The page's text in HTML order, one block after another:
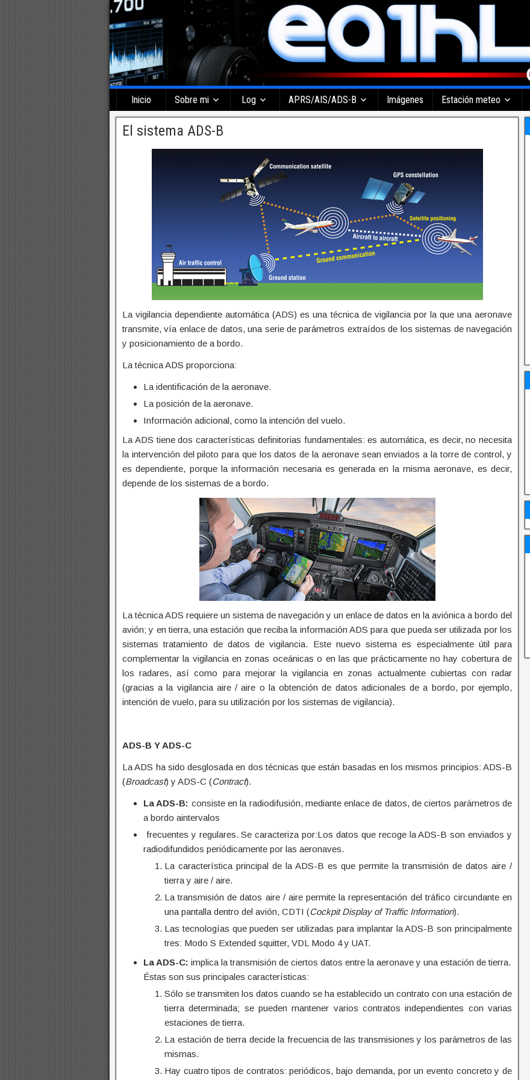
Inicio Sobre mi Log APRS/AIS/ADS-B Imágenes Estación meteo
El sistema ADS-B
La vigilancia dependiente automática (ADS) es una técnica de vigilancia por la que una aeronave
transmite, vía enlace de datos, una serie de parámetros extraídos de los sistemas de navegación
y posicionamiento de a bordo.
La técnica ADS proporciona:
La identificación de la aeronave.
La posición de la aeronave.
Información adicional, como la intención del vuelo.
La ADS tiene dos características definitorias fundamentales: es automática, es decir, no necesita
la intervención del piloto para que los datos de la aeronave sean enviados a la torre de control, y
es dependiente, porque la información necesaria es generada en la misma aeronave, es decir,
depende de los sistemas de a bordo.
La técnica ADS requiere un sistema de navegación y un enlace de datos en la aviónica a bordo del
avión; y en tierra, una estación que reciba la información ADS para que pueda ser utilizada por los
sistemas tratamiento de datos de vigilancia. Este nuevo sistema es especialmente útil para
complementar la vigilancia en zonas oceánicas o en las que prácticamente no hay cobertura de
los radares, así como para mejorar la vigilancia en zonas actualmente cubiertas con radar
(gracias a la vigilancia aire / aire o la obtención de datos adicionales de a bordo, por ejemplo,
intención de vuelo, para su utilización por los sistemas de vigilancia).
ADS-B Y ADS-C
La ADS ha sido desglosada en dos técnicas que están basadas en los mismos principios: ADS-B
(Broadcast) y ADS-C (Contract).
La ADS-B: consiste en la radiodifusión, mediante enlace de datos, de ciertos parámetros de
a bordo aintervalos
frecuentes y regulares. Se caracteriza por:Los datos que recoge la ADS-B son enviados y
radiodifundidos periódicamente por las aeronaves.
La característica principal de la ADS-B es que permite la transmisión de datos aire /
tierra y aire / aire.
La transmisión de datos aire / aire permite la representación del tráfico circundante en
una pantalla dentro del avión, CDTI (Cockpit Display of Traffic Information).
Las tecnologías que pueden ser utilizadas para implantar la ADS-B son principalmente
tres: Modo S Extended squitter, VDL Modo 4 y UAT.
La ADS-C: implica la transmisión de ciertos datos entre la aeronave y una estación de tierra.
Éstas son sus principales características:
Sólo se transmiten los datos cuando se ha establecido un contrato con una estación de
tierra determinada; se pueden mantener varios contratos independientes con varias
estaciones de tierra.
La estación de tierra decide la frecuencia de las transmisiones y los parámetros de las
mismas.
Hay cuatro tipos de contratos: periódicos, bajo demanda, por un evento concreto y de